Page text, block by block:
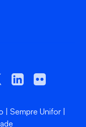
Sempre Unifor